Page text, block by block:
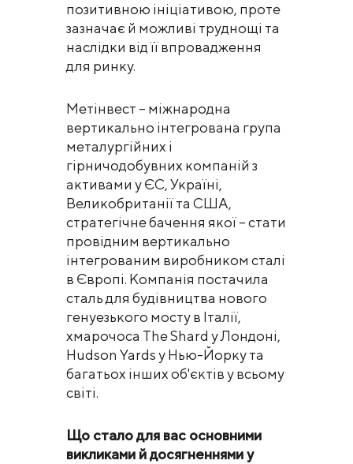
позитивною ініціативою, проте
зазначає й можливі труднощі та
наслідки від її впровадження
для ринку.
Метінвест – міжнародна
вертикально інтегрована група
металургійних і
гірничодобувних компаній з
активами у ЄС, Україні,
Великобританії та США,
стратегічне бачення якої – стати
провідним вертикально
інтегрованим виробником сталі
в Європі. Компанія постачила
сталь для будівництва нового
генуезького мосту в Італії,
хмарочоса The Shard у Лондоні,
Hudson Yards у Нью-Йорку та
багатьох інших об'єктів у всьому
світі.
Що стало для вас основними
викликами й досягненнями у